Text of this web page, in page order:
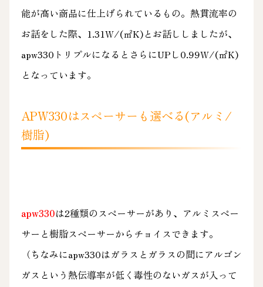
能が高い商品に仕上げられているもの。熱貫流率の
お話をした際、1.31W/(㎡K)とお話ししましたが、
apw330トリプルになるとさらにUPし0.99W/(㎡K)
となっています。
APW330はスペーサーも選べる(アルミ/
樹脂)
apw330は2種類のスペーサーがあり、アルミスペー
サーと樹脂スペーサーからチョイスできます。
（ちなみにapw330はガラスとガラスの間にアルゴン
ガスという熱伝導率が低く毒性のないガスが入って